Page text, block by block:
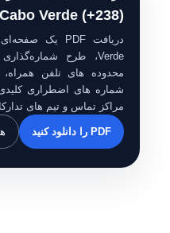
Cabo Verde (+238) را دانلود کنید
شماره های اضطراری
مراکز تماس و تیم های
PDF را دانلود کنید